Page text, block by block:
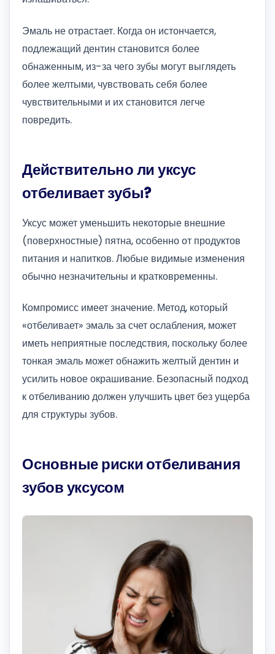
Эмаль не отрастает. Когда он истончается,
подлежащий дентин становится более
обнаженным, из-за чего зубы могут выглядеть
более желтыми, чувствовать себя более
чувствительными и их становится легче
повредить.
Действительно ли уксус
отбеливает зубы?
Уксус может уменьшить некоторые внешние
(поверхностные) пятна, особенно от продуктов
питания и напитков. Любые видимые изменения
обычно незначительны и кратковременны.
Компромисс имеет значение. Метод, который
«отбеливает» эмаль за счет ослабления, может
иметь неприятные последствия, поскольку более
тонкая эмаль может обнажить желтый дентин и
усилить новое окрашивание. Безопасный подход
к отбеливанию должен улучшить цвет без ущерба
для структуры зубов.
Основные риски отбеливания
зубов уксусом